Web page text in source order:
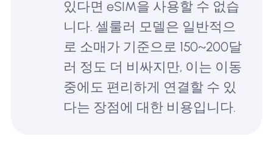
있다면 eSIM을 사용할 수 없습
니다. 셀룰러 모델은 일반적으
로 소매가 기준으로 150~200달
러 정도 더 비싸지만, 이는 이동
중에도 편리하게 연결할 수 있
다는 장점에 대한 비용입니다.